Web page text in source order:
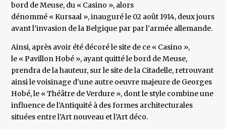
bord de Meuse, du « Casino », alors
dénommé « Kursaal », inauguré le 02 août 1914, deux jours
avant l’invasion de la Belgique par par l’armée allemande.
Ainsi, après avoir été décoré le site de ce « Casino »,
le « Pavillon Hobé », ayant quitté le bord de Meuse,
prendra de la hauteur, sur le site de la Citadelle, retrouvant
ainsi le voisinage d’une autre oeuvre majeure de Georges
Hobé, le « Théâtre de Verdure », dont le style combine une
influence de l’Antiquité à des formes architecturales
situées entre l’Art nouveau et l’Art déco.